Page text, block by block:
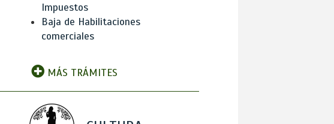
Impuestos
Baja de Habilitaciones
comerciales
MÁS TRÁMITES